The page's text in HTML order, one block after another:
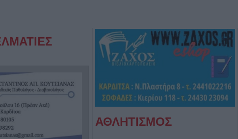
ΑΘΛΗΤΙΣΜΟΣ